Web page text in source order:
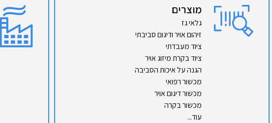
מוצרים
גלאי גז
זיהום אויר ודיגום סביבתי
ציוד מעבדתי
ציוד בקרת מיזוג אויר
הגנה על איכות הסביבה
מכשור רפואי
מכשור דיגום אויר
מכשור בקרה
עוד...